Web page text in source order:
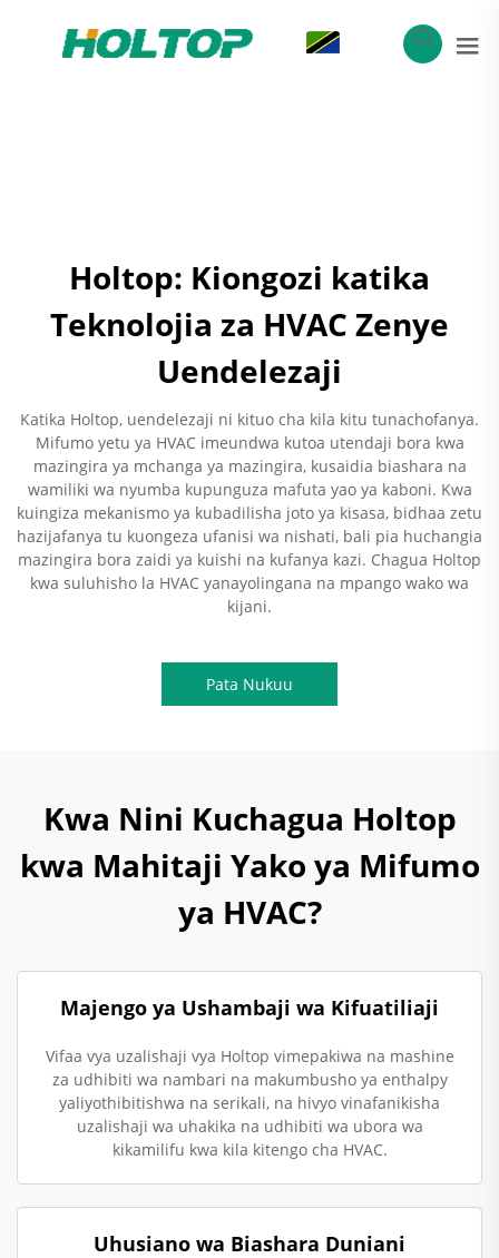
Holtop: Kiongozi katika
Teknolojia za HVAC Zenye
Uendelezaji
Katika Holtop, uendelezaji ni kituo cha kila kitu tunachofanya.
Mifumo yetu ya HVAC imeundwa kutoa utendaji bora kwa
mazingira ya mchanga ya mazingira, kusaidia biashara na
wamiliki wa nyumba kupunguza mafuta yao ya kaboni. Kwa
kuingiza mekanismo ya kubadilisha joto ya kisasa, bidhaa zetu
hazijafanya tu kuongeza ufanisi wa nishati, bali pia huchangia
mazingira bora zaidi ya kuishi na kufanya kazi. Chagua Holtop
kwa suluhisho la HVAC yanayolingana na mpango wako wa
kijani.
Pata Nukuu
Kwa Nini Kuchagua Holtop
kwa Mahitaji Yako ya Mifumo
ya HVAC?
Majengo ya Ushambaji wa Kifuatiliaji
Vifaa vya uzalishaji vya Holtop vimepakiwa na mashine
za udhibiti wa nambari na makumbusho ya enthalpy
yaliyothibitishwa na serikali, na hivyo vinafanikisha
uzalishaji wa uhakika na udhibiti wa ubora wa
kikamilifu kwa kila kitengo cha HVAC.
Uhusiano wa Biashara Duniani